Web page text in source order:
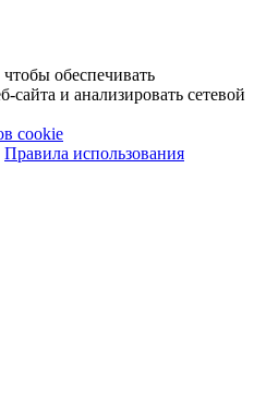
обеспечивать
и анализировать сетевой
cookie
Правила использования